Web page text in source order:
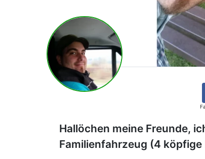
Hallöchen meine Freunde,
Familienfahrzeug (4 köpfige